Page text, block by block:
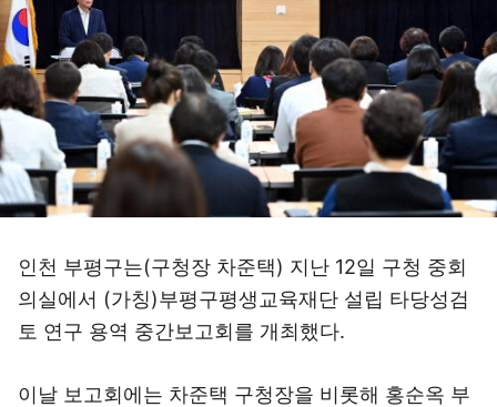
인천 부평구는(구청장 차준택) 지난 12일 구청 중회
의실에서 (가칭)부평구평생교육재단 설립 타당성검
토 연구 용역 중간보고회를 개최했다.
이날 보고회에는 차준택 구청장을 비롯해 홍순옥 부